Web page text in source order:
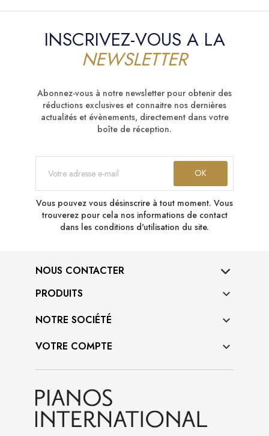
INSCRIVEZ-VOUS A LA
NEWSLETTER
Abonnez-vous à notre newsletter pour obtenir des
réductions exclusives et connaitre nos dernières
actualités et évènements, directement dans votre
boîte de réception.
Vous pouvez vous désinscrire à tout moment. Vous
trouverez pour cela nos informations de contact
dans les conditions d'utilisation du site.
NOUS CONTACTER
PRODUITS

NOTRE SOCIÉTÉ 
VOTRE COMPTE 